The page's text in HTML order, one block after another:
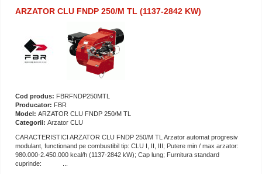
ARZATOR CLU FNDP 250/M TL (1137-2842 KW)
Cod produs: FBRFNDP250MTL
Producator: FBR
Model: ARZATOR CLU FNDP 250/M TL
Categorii: Arzator CLU
CARACTERISTICI ARZATOR CLU FNDP 250/M TL Arzator automat progresiv
modulant, functionand pe combustibil tip: CLU I, II, III; Putere min / max arzator:
980.000-2.450.000 kcal/h (1137-2842 kW); Cap lung; Furnitura standard
cuprinde: ...